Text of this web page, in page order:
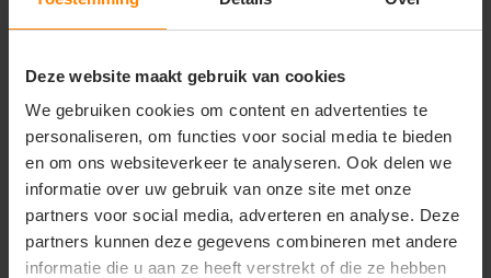
Deze website maakt gebruik van cookies
We gebruiken cookies om content en advertenties te
personaliseren, om functies voor social media te bieden
en om ons websiteverkeer te analyseren. Ook delen we
informatie over uw gebruik van onze site met onze
partners voor social media, adverteren en analyse. Deze
partners kunnen deze gegevens combineren met andere
informatie die u aan ze heeft verstrekt of die ze hebben
zakken met rits
zorgen voor praktisch
gebruiksgemak. Deergonomische pasvormen het
bewegingsvrijheid en comfort.
Kenmerken & voordelen:
Zacht, ademend en vochtafvoerend materiaal
voor optimaal comfort.
Capuchon voor extra bescherming tegen kou en
wind.
Volledige ritssluitingmet kinbescherming.
Zakken met rits
voor veilige opbergruimte.